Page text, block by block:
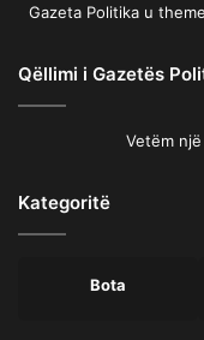
Gazeta Politika u
Qëllimi i Gazetës
Vetëm
Kategoritë
Bota